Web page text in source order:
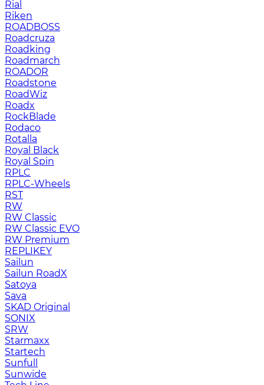
Rial
Riken
ROADBOSS
Roadcruza
Roadking
Roadmarch
ROADOR
Roadstone
RoadWiz
Roadx
RockBlade
Rodaco
Rotalla
Royal Black
Royal Spin
RPLC
RPLC-Wheels
RST
RW
RW Classic
RW Classic EVO
RW Premium
RЕPLIKEY
Sailun
Sailun RoadX
Satoya
Sava
SKAD Original
SONIX
SRW
Starmaxx
Startech
Sunfull
Sunwide